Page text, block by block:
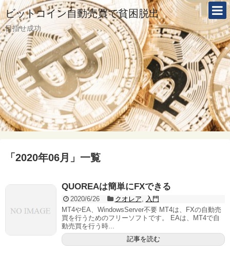
ビットコイン自動売買で貧困脱出
目指せ成功
「 2020年06月 」 一覧
QUOREAは簡単にFXできる
2020/6/26 クオレア
入門
MT4やEA、WindowsServer不要 MT4は、FXの自動売
買を行うためのフリーソフトです。 EAは、MT4で自
動売買を行う時...
記事を読む